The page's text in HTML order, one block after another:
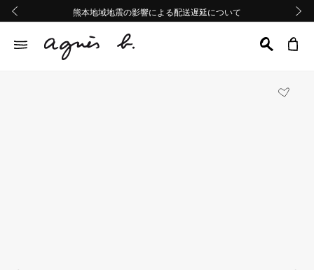
熊本地域地震の影響による配送遅延について
Summer Sale 2buy10%OFF!!
熊本地域地震の影響による配送遅延について
Summer Sale 2buy10%OFF!!